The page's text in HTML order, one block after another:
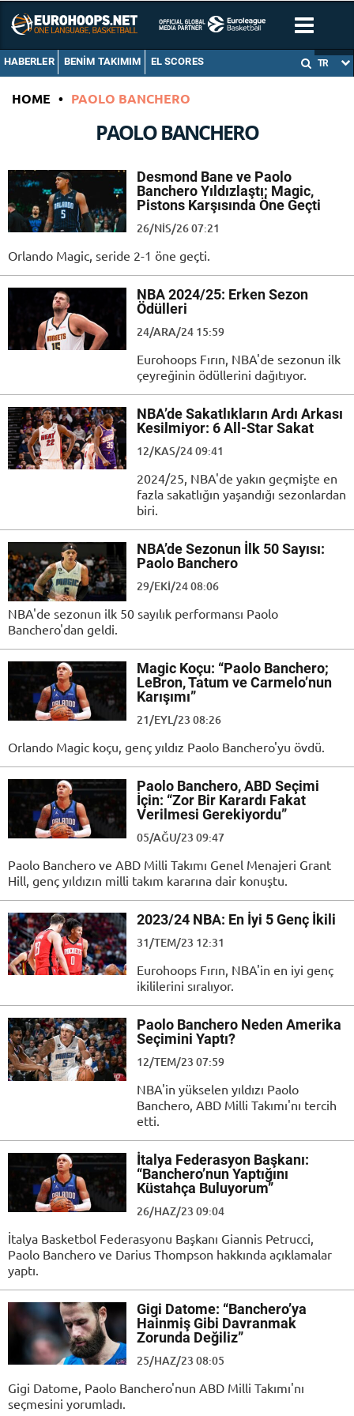
HABERLER BENIM TAKIMIM EL SCORES TR
HOME • PAOLO BANCHERO
PAOLO BANCHERO
Desmond Bane ve Paolo
Banchero Yıldızlaştı; Magic,
Pistons Karşısında Öne Geçti
26/NIS/26 07:21
Orlando Magic, seride 2-1 öne geçti.
NBA 2024/25: Erken Sezon
Ödülleri
24/ARA/24 15:59
Eurohoops Fırın, NBA'de sezonun ilk
çeyreğinin ödüllerini dağıtıyor.
NBA’de Sakatlıkların Ardı Arkası
Kesilmiyor: 6 All-Star Sakat
12/KAS/24 09:41
2024/25, NBA'de yakın geçmişte en
fazla sakatlığın yaşandığı sezonlardan
biri.
NBA’de Sezonun İlk 50 Sayısı:
Paolo Banchero
29/EKI/24 08:06
NBA'de sezonun ilk 50 sayılık performansı Paolo
Banchero'dan geldi.
Magic Koçu: “Paolo Banchero;
LeBron, Tatum ve Carmelo’nun
Karışımı”
21/EYL/23 08:26
Orlando Magic koçu, genç yıldız Paolo Banchero'yu övdü.
Paolo Banchero, ABD Seçimi
İçin: “Zor Bir Karardı Fakat
Verilmesi Gerekiyordu”
05/AĞU/23 09:47
Paolo Banchero ve ABD Milli Takımı Genel Menajeri Grant
Hill, genç yıldızın milli takım kararına dair konuştu.
2023/24 NBA: En İyi 5 Genç İkili
31/TEM/23 12:31
Eurohoops Fırın, NBA'in en iyi genç
ikililerini sıralıyor.
Paolo Banchero Neden Amerika
Seçimini Yaptı?
12/TEM/23 07:59
NBA'in yükselen yıldızı Paolo
Banchero, ABD Milli Takımı'nı tercih
etti.
İtalya Federasyon Başkanı:
“Banchero’nun Yaptığını
Küstahça Buluyorum”
26/HAZ/23 09:04
İtalya Basketbol Federasyonu Başkanı Giannis Petrucci,
Paolo Banchero ve Darius Thompson hakkında açıklamalar
yaptı.
Gigi Datome: “Banchero’ya
Hainmiş Gibi Davranmak
Zorunda Değiliz”
25/HAZ/23 08:05
Gigi Datome, Paolo Banchero'nun ABD Milli Takımı'nı
seçmesini yorumladı.